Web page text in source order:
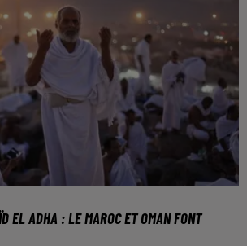
EL ADHA : LE MAROC ET OMAN FONT